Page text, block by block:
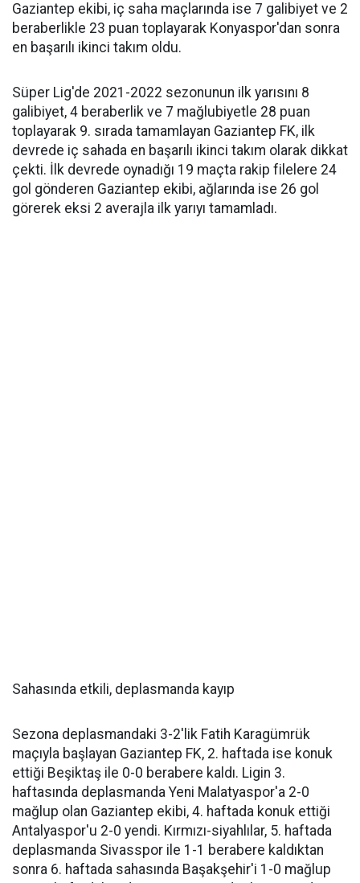
Gaziantep ekibi, iç saha maçlarında ise 7 galibiyet ve 2
beraberlikle 23 puan toplayarak Konyaspor'dan sonra
en başarılı ikinci takım oldu.
Süper Lig'de 2021-2022 sezonunun ilk yarısını 8
galibiyet, 4 beraberlik ve 7 mağlubiyetle 28 puan
toplayarak 9. sırada tamamlayan Gaziantep FK, ilk
devrede iç sahada en başarılı ikinci takım olarak dikkat
çekti. İlk devrede oynadığı 19 maçta rakip filelere 24
gol gönderen Gaziantep ekibi, ağlarında ise 26 gol
görerek eksi 2 averajla ilk yarıyı tamamladı.
Sahasında etkili, deplasmanda kayıp
Sezona deplasmandaki 3-2'lik Fatih Karagümrük
maçıyla başlayan Gaziantep FK, 2. haftada ise konuk
ettiği Beşiktaş ile 0-0 berabere kaldı. Ligin 3.
haftasında deplasmanda Yeni Malatyaspor'a 2-0
mağlup olan Gaziantep ekibi, 4. haftada konuk ettiği
Antalyaspor'u 2-0 yendi. Kırmızı-siyahlılar, 5. haftada
deplasmanda Sivasspor ile 1-1 berabere kaldıktan
sonra 6. haftada sahasında Başakşehir'i 1-0 mağlup